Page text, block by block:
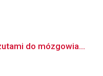
do mózgowia...